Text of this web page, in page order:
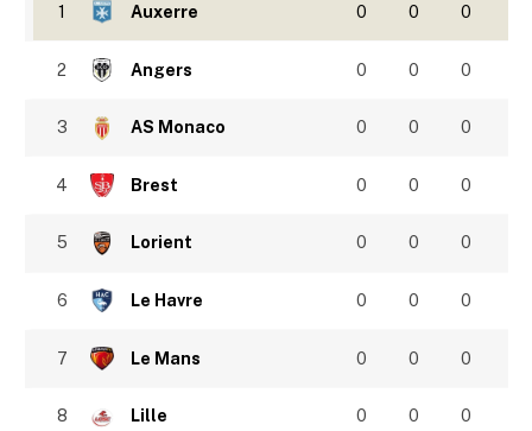
1 Auxerre 0 0 0
2 Angers 0 0 0
3 AS Monaco 0 0 0
4 Brest 0 0 0
5 Lorient 0 0 0
6 Le Havre 0 0 0
7 Le Mans 0 0 0
8 Lille 0 0 0